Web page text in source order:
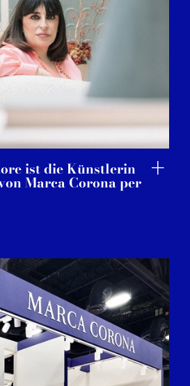
ist die Künstlerin
Marca Corona per